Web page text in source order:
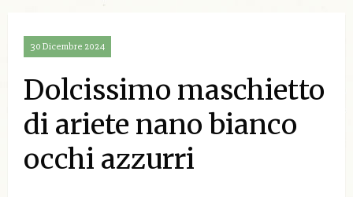
30 Dicembre 2024
Dolcissimo maschietto
di ariete nano bianco
occhi azzurri